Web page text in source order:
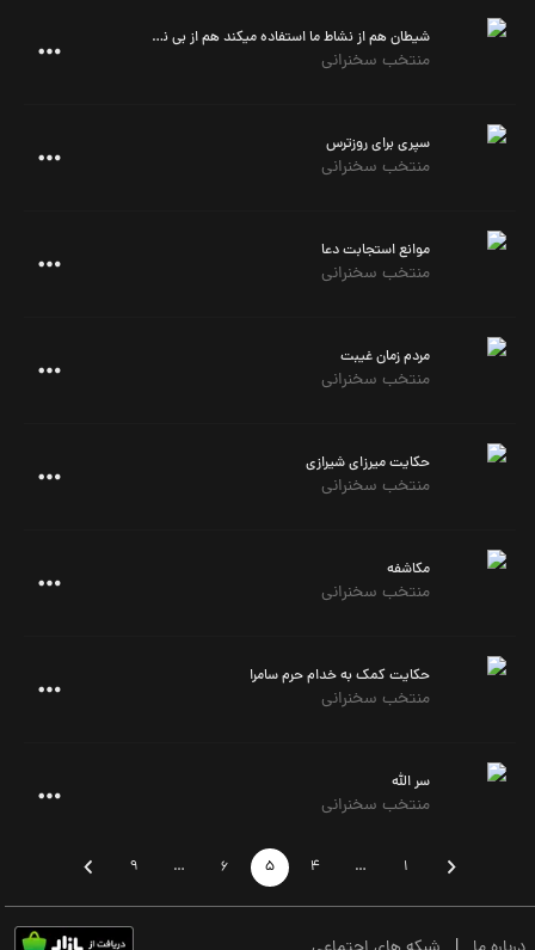
شیطان هم از نشاط ما استفاده میکند هم از بی نشاطی
منتخب سخنرانی
سپری برای روزترس
منتخب سخنرانی
موانع استجابت دعا
منتخب سخنرانی
مردم زمان غیبت
منتخب سخنرانی
حکایت میرزای شیرازی
منتخب سخنرانی
مکاشفه
منتخب سخنرانی
حکایت کمک به خدام حرم سامرا
منتخب سخنرانی
سر الله
منتخب سخنرانی
1
…
4
5
6
…
9